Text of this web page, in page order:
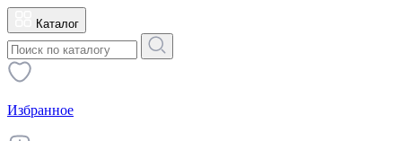
Каталог
Избранное